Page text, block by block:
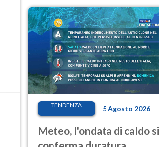
temperature molto elevate
TENDENZA 5 Agosto 2026
Meteo, l'ondata di caldo si